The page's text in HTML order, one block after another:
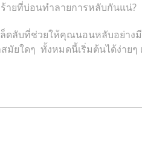
ายที่บ่อนทำลายการหลับกันแน่?
ดลับที่ช่วยให้คุณนอนหลับอย่า
มัยใดๆ ทั้งหมดนี้เริ่มต้นได้ง่ายๆ